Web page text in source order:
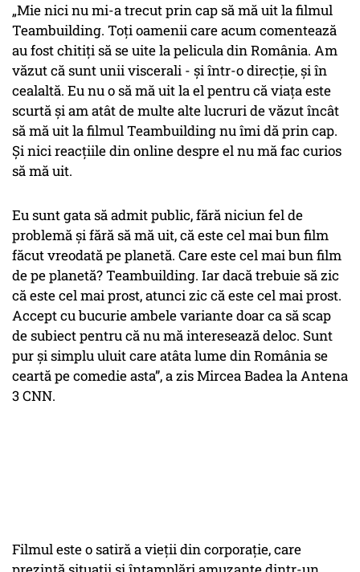
„Mie nici nu mi-a trecut prin cap să mă uit la filmul
Teambuilding. Toți oamenii care acum comentează
au fost chitiți să se uite la pelicula din România. Am
văzut că sunt unii viscerali - și într-o direcție, și în
cealaltă. Eu nu o să mă uit la el pentru că viața este
scurtă și am atât de multe alte lucruri de văzut încât
să mă uit la filmul Teambuilding nu îmi dă prin cap.
Și nici reacțiile din online despre el nu mă fac curios
să mă uit.
Eu sunt gata să admit public, fără niciun fel de
problemă și fără să mă uit, că este cel mai bun film
făcut vreodată pe planetă. Care este cel mai bun film
de pe planetă? Teambuilding. Iar dacă trebuie să zic
că este cel mai prost, atunci zic că este cel mai prost.
Accept cu bucurie ambele variante doar ca să scap
de subiect pentru că nu mă interesează deloc. Sunt
pur și simplu uluit care atâta lume din România se
ceartă pe comedie asta”, a zis Mircea Badea la Antena
3 CNN.
Filmul este o satiră a vieții din corporație, care